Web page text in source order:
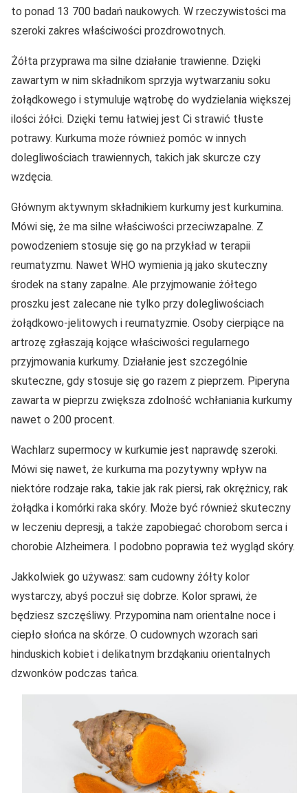
to ponad 13 700 badań naukowych. W rzeczywistości ma
szeroki zakres właściwości prozdrowotnych.
Żółta przyprawa ma silne działanie trawienne. Dzięki
zawartym w nim składnikom sprzyja wytwarzaniu soku
żołądkowego i stymuluje wątrobę do wydzielania większej
ilości żółci. Dzięki temu łatwiej jest Ci strawić tłuste
potrawy. Kurkuma może również pomóc w innych
dolegliwościach trawiennych, takich jak skurcze czy
wzdęcia.
Głównym aktywnym składnikiem kurkumy jest kurkumina.
Mówi się, że ma silne właściwości przeciwzapalne. Z
powodzeniem stosuje się go na przykład w terapii
reumatyzmu. Nawet WHO wymienia ją jako skuteczny
środek na stany zapalne. Ale przyjmowanie żółtego
proszku jest zalecane nie tylko przy dolegliwościach
żołądkowo-jelitowych i reumatyzmie. Osoby cierpiące na
artrozę zgłaszają kojące właściwości regularnego
przyjmowania kurkumy. Działanie jest szczególnie
skuteczne, gdy stosuje się go razem z pieprzem. Piperyna
zawarta w pieprzu zwiększa zdolność wchłaniania kurkumy
nawet o 200 procent.
Wachlarz supermocy w kurkumie jest naprawdę szeroki.
Mówi się nawet, że kurkuma ma pozytywny wpływ na
niektóre rodzaje raka, takie jak rak piersi, rak okrężnicy, rak
żołądka i komórki raka skóry. Może być również skuteczny
w leczeniu depresji, a także zapobiegać chorobom serca i
chorobie Alzheimera. I podobno poprawia też wygląd skóry.
Jakkolwiek go używasz: sam cudowny żółty kolor
wystarczy, abyś poczuł się dobrze. Kolor sprawi, że
będziesz szczęśliwy. Przypomina nam orientalne noce i
ciepło słońca na skórze. O cudownych wzorach sari
hinduskich kobiet i delikatnym brzdąkaniu orientalnych
dzwonków podczas tańca.